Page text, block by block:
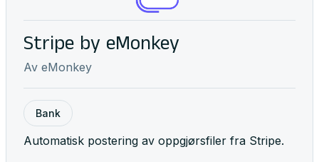
Stripe by eMonkey
Av eMonkey
Bank
Automatisk postering av oppgjørsfiler fra Stripe.